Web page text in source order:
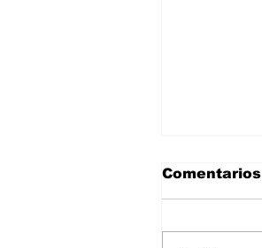
Comentarios